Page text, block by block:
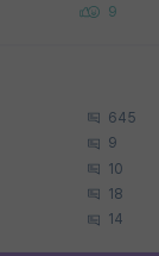
9
645
9
10
18
14